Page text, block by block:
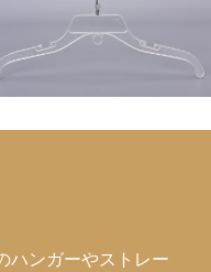
ハンガーやストレー